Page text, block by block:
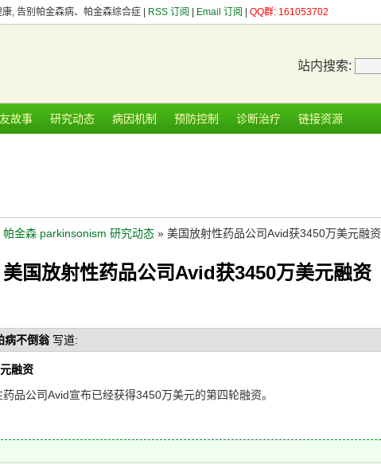
, 告别帕金森病、帕金森综合症 | RSS 订阅 Email 订阅 QQ群: 161053702
站内搜索:
故事 研究动态 病因机制 预防控制 诊断治疗 链接资源
帕金森 parkinsonism 研究动态 » 美国放射性药品公司Avid获3450万美元融资
美国放射性药品公司Avid获3450万美元融资
病不倒翁 写道:
融资
公司Avid宣布已经获得3450万美元的第四轮融资。